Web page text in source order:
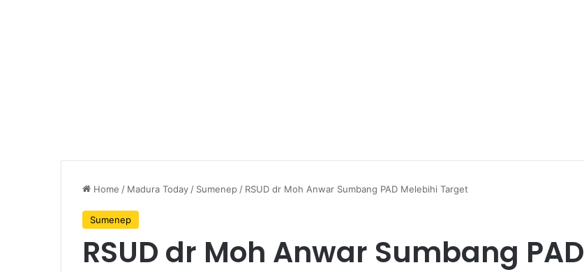
Home / Madura Today/ Sumenep/ RSUD dr Moh Anwar Sumbang PAD Melebihi Target
Sumenep
RSUD dr Moh Anwar Sumbang PAD